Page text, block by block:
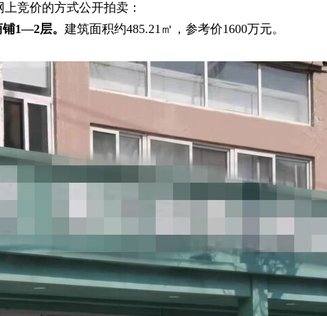
竞价的方式公开拍卖：
1—2层。 建筑面积约485.21㎡，参考价1600万元。